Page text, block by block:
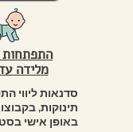
התפתחות
מלידה
סדנאות ליווי
תינוקות,
באופן אישי